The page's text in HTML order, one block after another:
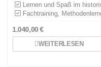
Lernen und Spaß im
Fachtraining,
1.040,00€
WEITERLESEN